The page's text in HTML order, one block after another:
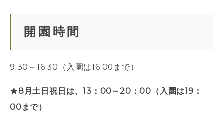
開園時間
9:30～16:30（入園は16:00まで）
★8月土日祝日は、13：00～20：00（入園は19：
00まで）